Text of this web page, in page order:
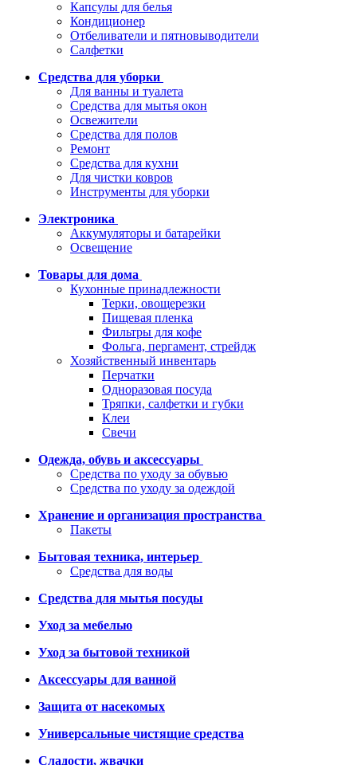
Капсулы для белья
Кондиционер
Отбеливатели и пятновыводители
Салфетки
Средства для уборки
Для ванны и туалета
Средства для мытья окон
Освежители
Средства для полов
Ремонт
Средства для кухни
Для чистки ковров
Инструменты для уборки
Электроника
Аккумуляторы и батарейки
Освещение
Товары для дома
Кухонные принадлежности
Терки, овощерезки
Пищевая пленка
Фильтры для кофе
Фольга, пергамент, стрейдж
Хозяйственный инвентарь
Перчатки
Одноразовая посуда
Тряпки, салфетки и губки
Клеи
Свечи
Одежда, обувь и аксессуары
Средства по уходу за обувью
Средства по уходу за одеждой
Хранение и организация пространства
Пакеты
Бытовая техника, интерьер
Средства для воды
Средства для мытья посуды
Уход за мебелью
Уход за бытовой техникой
Аксессуары для ванной
Защита от насекомых
Универсальные чистящие средства
Сладости, жвачки